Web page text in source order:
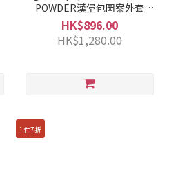
POWDER漢堡包圖案外套
PHNT255935
HK$896.00
HK$1,280.00
1件7折